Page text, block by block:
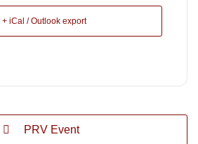
+ iCal / Outlook export
PRV Event